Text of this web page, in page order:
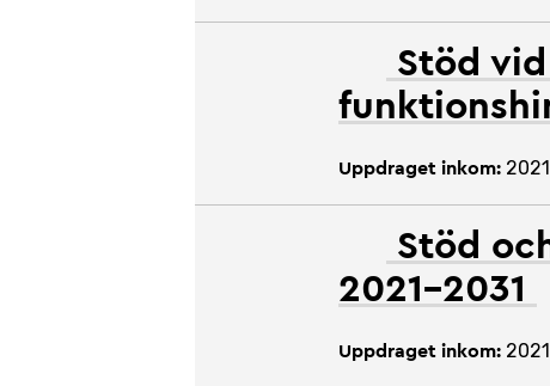
Stöd
Uppdraget inkom: 2021
Stöd
2021–2031
Uppdraget inkom: 2021